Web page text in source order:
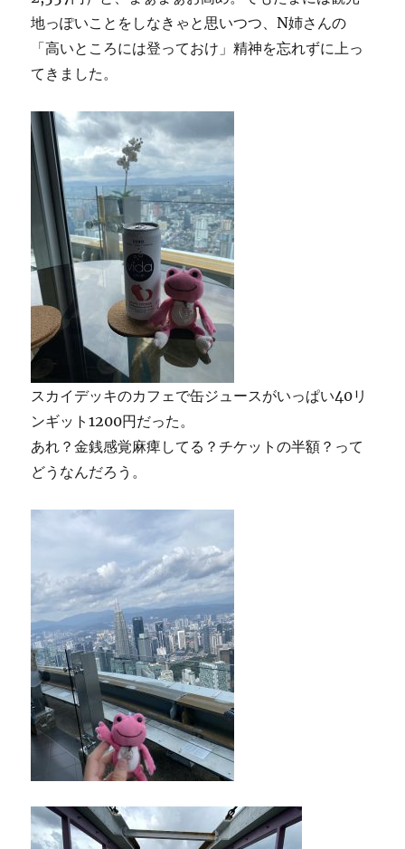
地っぽいことをしなきゃと思いつつ、N姉さんの
「高いところには登っておけ」精神を忘れずに上っ
てきました。
スカイデッキのカフェで缶ジュースがいっぱい40リ
ンギット1200円だった。
あれ？金銭感覚麻痺してる？チケットの半額？って
どうなんだろう。